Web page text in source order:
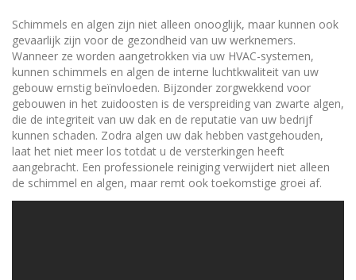
Schimmels en algen zijn niet alleen onooglijk, maar kunnen ook
gevaarlijk zijn voor de gezondheid van uw werknemers.
Wanneer ze worden aangetrokken via uw HVAC-systemen,
kunnen schimmels en algen de interne luchtkwaliteit van uw
gebouw ernstig beïnvloeden. Bijzonder zorgwekkend voor
gebouwen in het zuidoosten is de verspreiding van zwarte algen,
die de integriteit van uw dak en de reputatie van uw bedrijf
kunnen schaden. Zodra algen uw dak hebben vastgehouden,
laat het niet meer los totdat u de versterkingen heeft
aangebracht. Een professionele reiniging verwijdert niet alleen
de schimmel en algen, maar remt ook toekomstige groei af.